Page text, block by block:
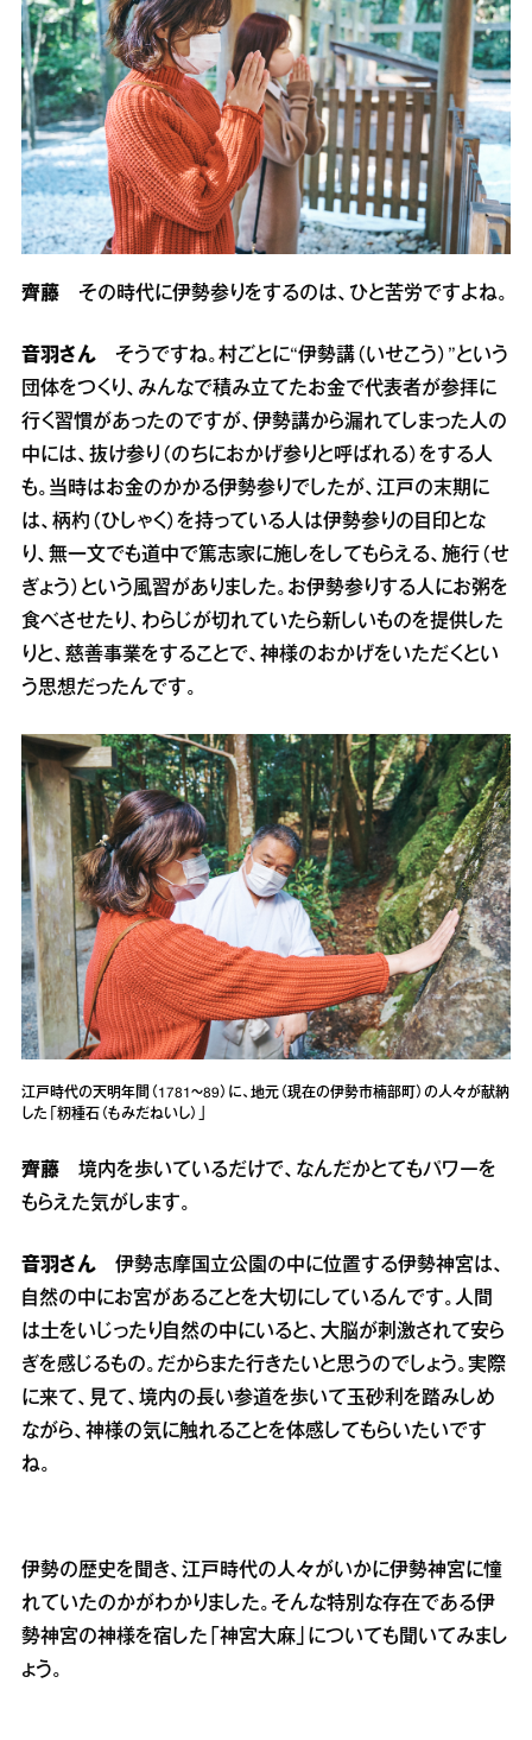
齊藤 その時代に伊勢参りをするのは、ひと苦労ですよね。
音羽さん そうですね。村ごとに“伊勢講（いせこう）”という
団体をつくり、みんなで積み立てたお金で代表者が参拝に
行く習慣があったのですが、伊勢講から漏れてしまった人の
中には、抜け参り（のちにおかげ参りと呼ばれる）をする人
も。当時はお金のかかる伊勢参りでしたが、江戸の末期に
は、柄杓（ひしゃく）を持っている人は伊勢参りの目印とな
り、無一文でも道中で篤志家に施しをしてもらえる、施行（せ
ぎょう）という風習がありました。お伊勢参りする人にお粥を
食べさせたり、わらじが切れていたら新しいものを提供した
りと、慈善事業をすることで、神様のおかげをいただくとい
う思想だったんです。
江戸時代の天明年間（1781～89）に、地元（現在の伊勢市楠部町）の人々が献納
した「籾種石（もみだねいし）」
齊藤 境内を歩いているだけで、なんだかとてもパワーを
もらえた気がします。
音羽さん 伊勢志摩国立公園の中に位置する伊勢神宮は、
自然の中にお宮があることを大切にしているんです。人間
は土をいじったり自然の中にいると、大脳が刺激されて安ら
ぎを感じるもの。だからまた行きたいと思うのでしょう。実際
に来て、見て、境内の長い参道を歩いて玉砂利を踏みしめ
ながら、神様の気に触れることを体感してもらいたいです
ね。
伊勢の歴史を聞き、江戸時代の人々がいかに伊勢神宮に憧
れていたのかがわかりました。そんな特別な存在である伊
勢神宮の神様を宿した「神宮大麻」についても聞いてみまし
ょう。